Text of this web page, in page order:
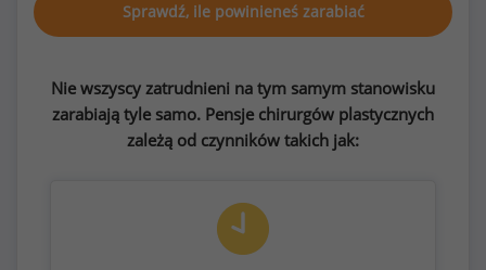
Sprawdź, ile powinieneś zarabiać
Nie wszyscy zatrudnieni na tym samym stanowisku
zarabiają tyle samo. Pensje chirurgów plastycznych
zależą od czynników takich jak: